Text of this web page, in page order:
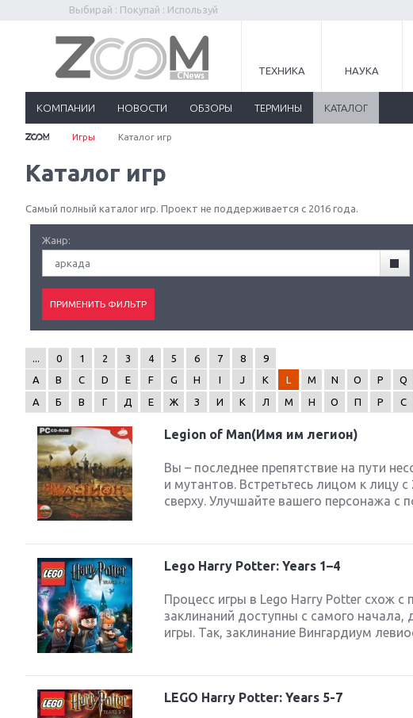
Выбирай : Покупай : Используй
ТЕХНИКА НАУКА
КОМПАНИИ НОВОСТИ ОБЗОРЫ ТЕРМИНЫ КАТАЛОГ
Игры Каталог игр
Каталог игр
Самый полный каталог игр. Проект не поддерживается с 2016 года.
Жанр:
аркада
0 1 2 3 4 5 6 7 8
9
A
B C D E F G H I J K L M N O P Q
А
Б В Г Д Е Ж З И К Л М Н О П Р С
Legion of Man(Имя им легион)
Вы – последнее препятствие на пути
и мутантов. Встретьтесь лицом к лицу
сверху. Улучшайте вашего персонажа с
Lego Harry Potter: Years 1–4
Процесс игры в Lego Harry Potter схож
заклинаний доступны с самого
игры. Так, заклинание Вингардиум
LEGO Harry Potter: Years 5-7
Next